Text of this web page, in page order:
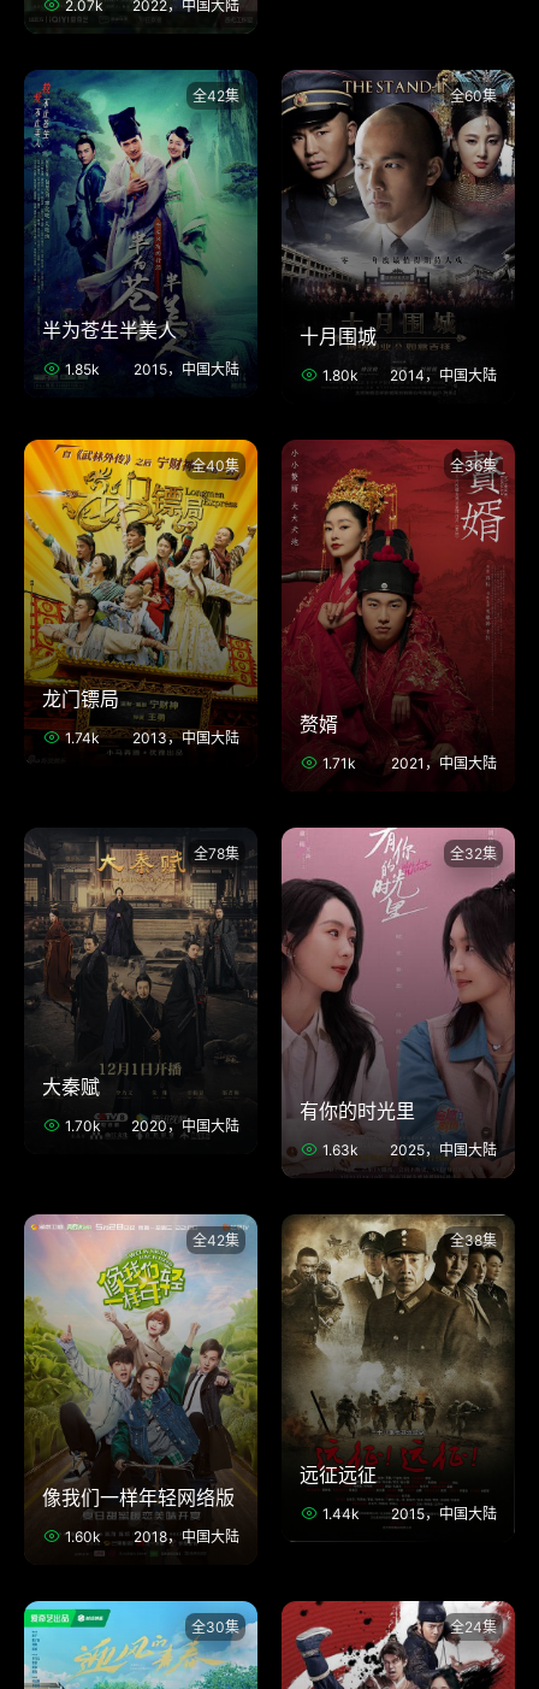
2.07k 2022，中国大陆
全42集
半为苍生半美人
1.85k 2015，中国大陆
全60集
十月围城
1.80k 2014，中国大陆
全40集
龙门镖局
1.74k 2013，中国大陆
全36集
赘婿
1.71k 2021，中国大陆
全78集
大秦赋
1.70k 2020，中国大陆
全32集
有你的时光里
1.63k 2025，中国大陆
全42集
像我们一样年轻网络版
1.60k 2018，中国大陆
全38集
远征远征
1.44k 2015，中国大陆
全30集 全24集